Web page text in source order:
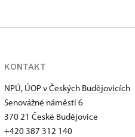
KONTAKT
NPÚ, ÚOP v Českých Budějovicích
Senovážné náměstí 6
370 21 České Budějovice
+420 387 312 140